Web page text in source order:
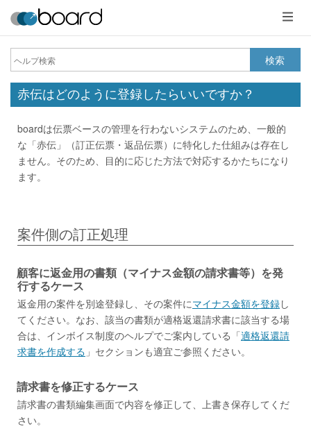
メ
ニ
ュ
ー
検索
赤伝はどのように登録したらいいですか？
boardは伝票ベースの管理を行わないシステムのため、一般的
な「赤伝」（訂正伝票・返品伝票）に特化した仕組みは存在し
ません。そのため、目的に応じた方法で対応するかたちになり
ます。
案件側の訂正処理
顧客に返金用の書類（マイナス金額の請求書等）を発
行するケース
返金用の案件を別途登録し、その案件にマイナス金額を登録し
てください。なお、該当の書類が適格返還請求書に該当する場
合は、インボイス制度のヘルプでご案内している「適格返還請
求書を作成する 」セクションも適宜ご参照ください。
請求書を修正するケース
請求書の書類編集画面で内容を修正して、上書き保存してくだ
さい。